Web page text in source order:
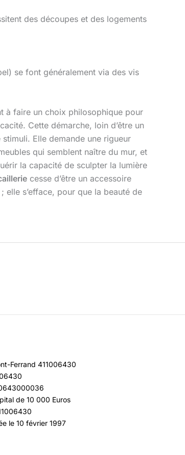
des découpes et des logements
se font généralement via des vis
à faire un choix philosophique pour
Cette démarche, loin d’être un
Elle demande une rigueur
qui semblent naître du mur, et
la capacité de sculpter la lumière
cesse d’être un accessoire
elle s’efface, pour que la beauté de
Ferrand 411006430
de 10 000 Euros
le 10 février 1997